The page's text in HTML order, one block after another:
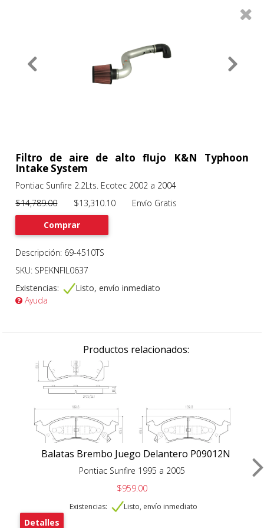
0
Previous
Filtro de aire de alto flujo K&N Typhoon
Intake System
Pontiac Sunfire 2.2Lts. Ecotec 2002 a 2004
$14,789.00$13,310.10 Envío Gratis
Comprar
Descripción: 69-4510TS
SKU: SPEKNFIL0637
Existencias:
Listo, envío inmediato
Ayuda
Productos relacionados:
Balatas Brembo Juego Delantero P09012N
Pontiac Sunfire 1995 a 2005
$959.00
Existencias: Listo, envío inmediato
Detalles